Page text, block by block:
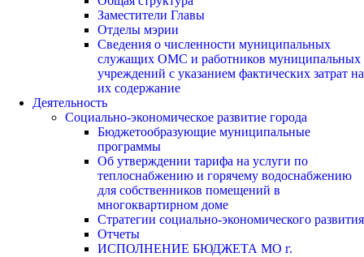
Заместители Главы
Отделы мэрии
Сведения о численности муниципальных
служащих ОМС и работников муниципальных
учреждений с указанием фактических затрат на
их содержание
Деятельность
Социально-экономическое развитие города
Бюджетообразующие муниципальные
программы
Об утверждении тарифа на услуги по
теплоснабжению и горячему водоснабжению
для собственников помещений в
многоквартирном доме
Стратегии социально-экономического развития
Отчеты
ИСПОЛНЕНИЕ БЮДЖЕТА МО г.